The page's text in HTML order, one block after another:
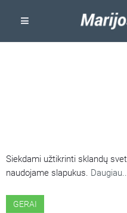
Siekdami užtikrinti sklandų
naudojame slapukus. Daugiau..
GERAI